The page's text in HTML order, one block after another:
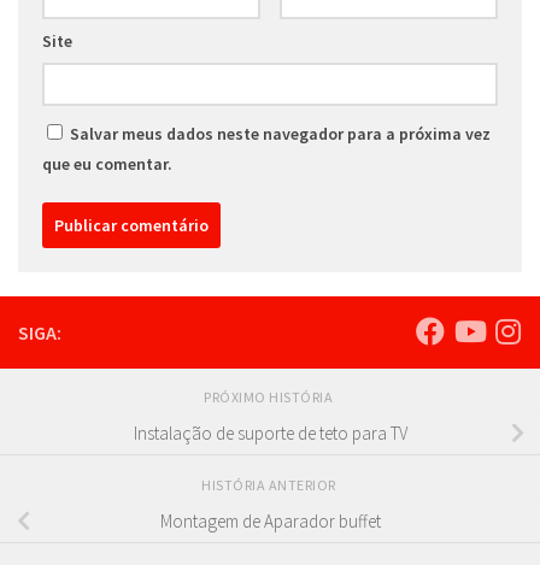
Site
Salvar meus dados neste navegador para a próxima vez
que eu comentar.
SIGA:
PRÓXIMO HISTÓRIA
Instalação de suporte de teto para TV
HISTÓRIA ANTERIOR
Montagem de Aparador buffet